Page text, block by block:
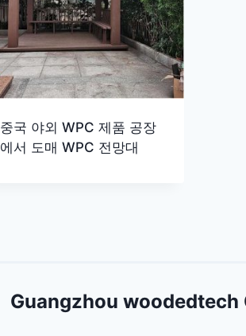
중국 야외 WPC 제품 공장
에서 도매 WPC 전망대
Guangzhou woodedtech